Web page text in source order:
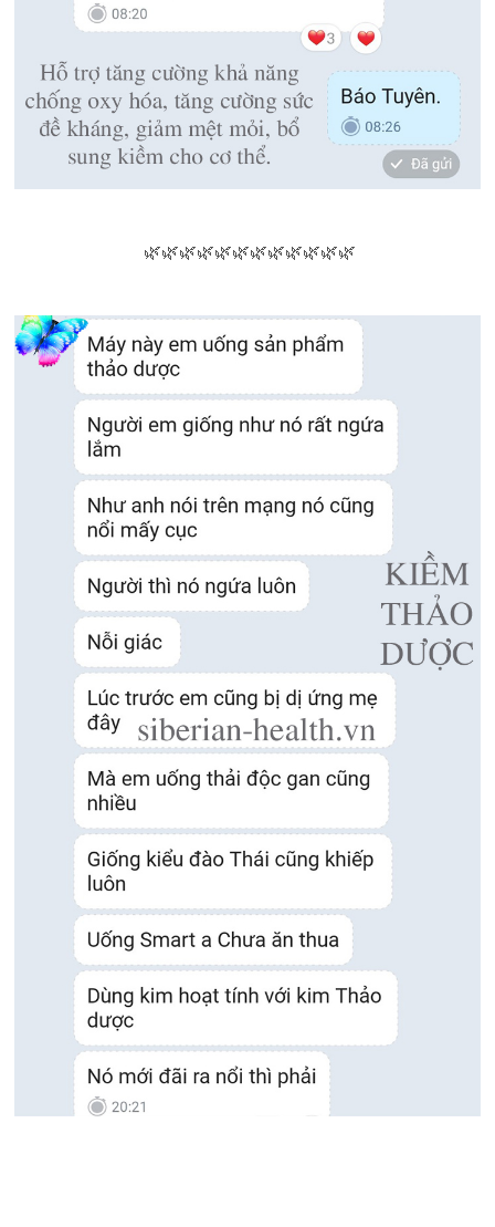
🌿🌿🌿🌿🌿🌿🌿🌿🌿🌿🌿🌿